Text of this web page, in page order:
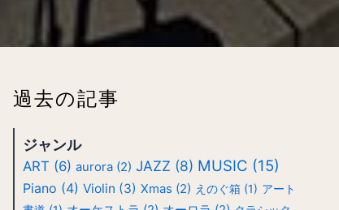
過去の記事
ジャンル
ART (6) aurora (2) JAZZ (8) MUSIC (15)
Piano (4) Violin (3) Xmas (2) えのぐ箱 (1) アート